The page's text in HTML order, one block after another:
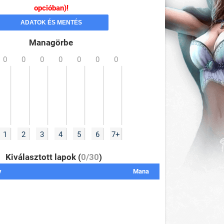
opcióban)!
Managörbe
1 2 3 4 5 6 7+
Kiválasztott lapok (0/30)
Mana